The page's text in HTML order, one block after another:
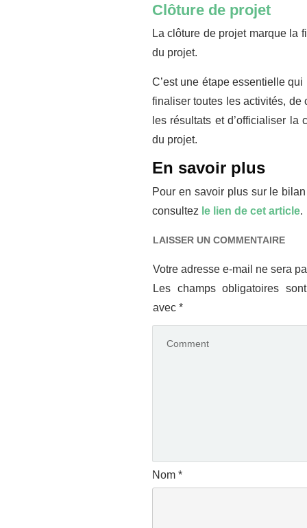
Clôture de projet
La clôture de projet marque la
du projet.
C’est une étape essentielle qui
finaliser toutes les activités, de
les résultats et d’officialiser la
du projet.
En savoir plus
Pour en savoir plus sur le
consultez le lien de cet article.
LAISSER UN COMMENTAIRE
Votre adresse e-mail ne sera
Les champs obligatoires
avec *
Nom *